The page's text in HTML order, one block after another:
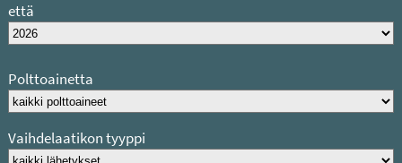
että
Polttoainetta
Vaihdelaatikon tyyppi